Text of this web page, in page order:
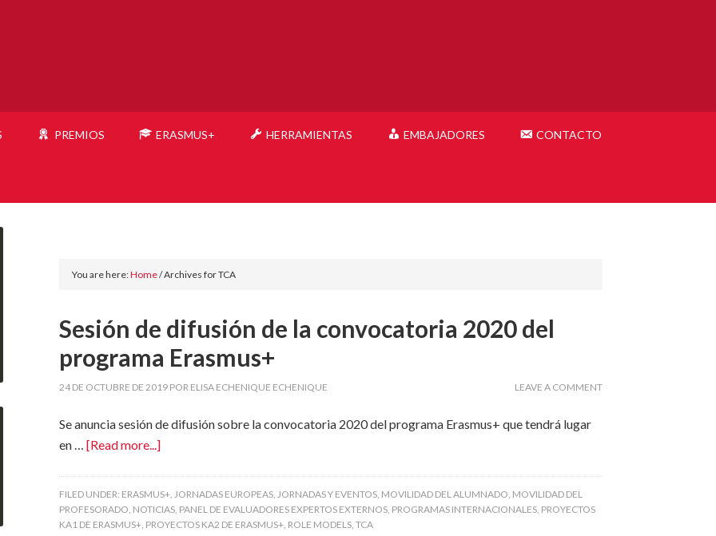
PREMIOS ERASMUS+ HERRAMIENTAS EMBAJADORES CONTACTO
You are here:Home/Archives for TCA
Sesión de difusión de la convocatoria 2020 del
programa Erasmus+
24 DE OCTUBRE DE 2019 POR ELISA ECHENIQUE ECHENIQUE LEAVE A COMMENT
Se anuncia sesión de difusión sobre la convocatoria 2020 del programa Erasmus+ que tendrá lugar
en … [Read more...]
FILED UNDER: ERASMUS+, JORNADAS EUROPEAS, JORNADAS Y EVENTOS, MOVILIDAD DEL ALUMNADO, MOVILIDAD DEL
PROFESORADO, NOTICIAS, PANEL DE EVALUADORES EXPERTOS EXTERNOS, PROGRAMAS INTERNACIONALES, PROYECTOS
KA1 DE ERASMUS+, PROYECTOS KA2 DE ERASMUS+, ROLE MODELS, TCA